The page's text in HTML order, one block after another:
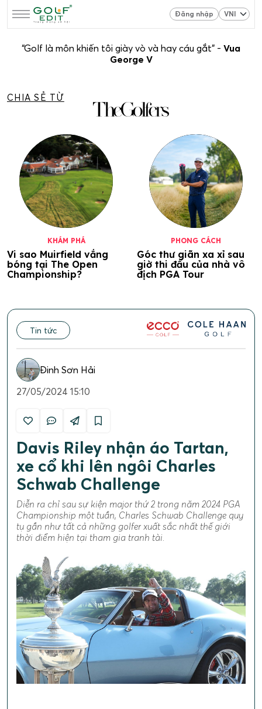
Đăng nhập
“Golf là môn khiến tôi giày vò và hay cáu gắt” - Vua
George V
CHIA SẺ TỪ
KHÁM PHÁ
Vi sao Muirfield vắng
bóng tại The Open
Championship?
PHONG CÁCH
Góc thư giãn xa xỉ sau
giờ thi đấu của nhà vô
địch PGA Tour
Tin tức
Đinh Sơn Hải
27/05/2024 15:10
Davis Riley nhận áo Tartan,
xe cổ khi lên ngôi Charles
Schwab Challenge
Diễn ra chỉ sau sự kiện major thứ 2 trong năm 2024 PGA
Championship một tuần, Charles Schwab Challenge quy
tụ gần như tất cả những golfer xuất sắc nhất thế giới
thời điểm hiện tại tham gia tranh tài.